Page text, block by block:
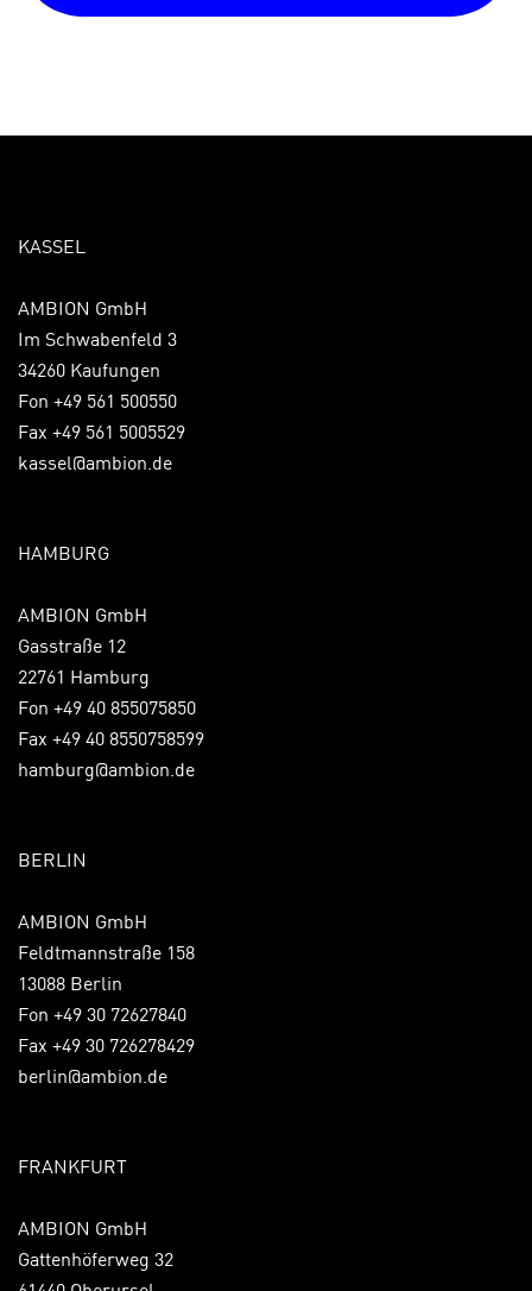
KASSEL
AMBION GmbH
Im Schwabenfeld 3
34260 Kaufungen
Fon +49 561 500550
Fax +49 561 5005529
kassel@ambion.de
HAMBURG
AMBION GmbH
Gasstraße 12
22761 Hamburg
Fon +49 40 855075850
Fax +49 40 8550758599
hamburg@ambion.de
BERLIN
AMBION GmbH
Feldtmannstraße 158
13088 Berlin
Fon +49 30 72627840
Fax +49 30 726278429
berlin@ambion.de
FRANKFURT
AMBION GmbH
Gattenhöferweg 32